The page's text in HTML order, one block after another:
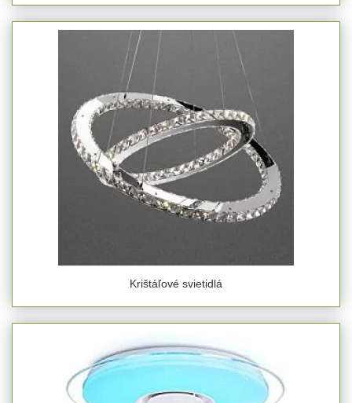
Krištáľové svietidlá